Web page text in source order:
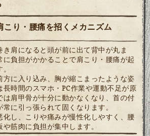
こり・腰痛を招くメカニズム
肩になると頭が前に出て背中が丸ま
に負担がかかることで肩こり・腰痛が起
。
方に入り込み、胸が縮こまったような姿
長時間のスマホ・PC作業や運動不足が原
は肩甲骨が十分に動かなくなり、首の付
に引っ張られて固くなります。
化し、こりや痛みが慢性化しやすく、腰
や筋肉に負担が集中します。